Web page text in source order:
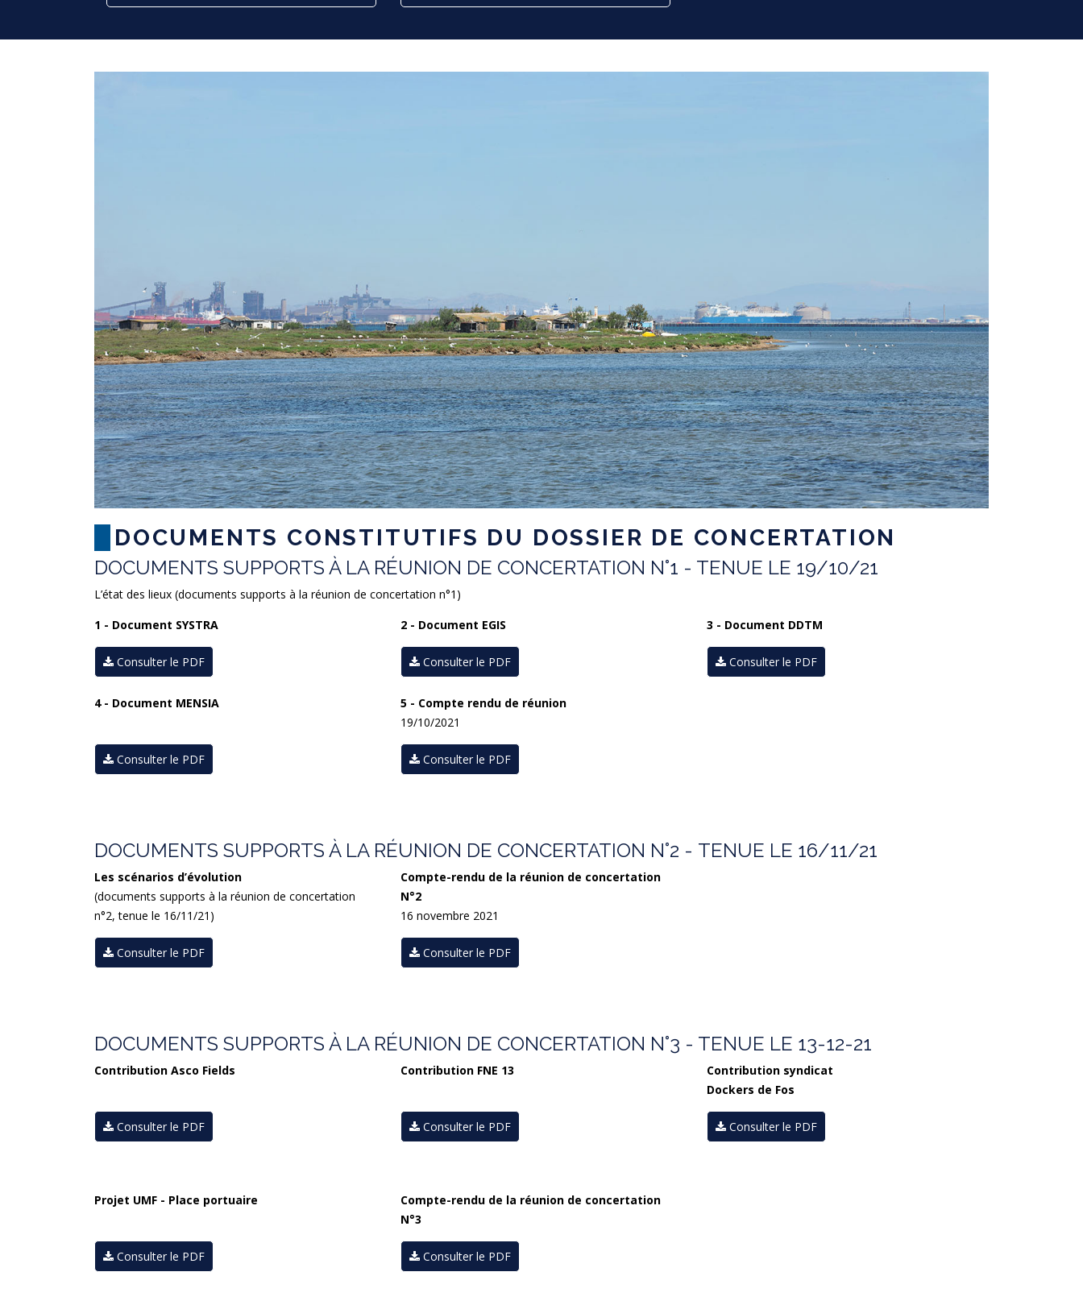
DOCUMENTS CONSTITUTIFS DU DOSSIER DE CONCERTATION
DOCUMENTS SUPPORTS À LA RÉUNION DE CONCERTATION N°1 - TENUE LE 19/10/21
L’état des lieux (documents supports à la réunion de concertation n°1)
1 - Document SYSTRA
Consulter le PDF
2 - Document EGIS
Consulter le PDF
3 - Document DDTM
Consulter le PDF
4 - Document MENSIA
Consulter le PDF
5 - Compte rendu de réunion
19/10/2021
Consulter le PDF
DOCUMENTS SUPPORTS À LA RÉUNION DE CONCERTATION N°2 - TENUE LE 16/11/21
Les scénarios d’évolution
(documents supports à la réunion de concertation
n°2, tenue le 16/11/21)
Consulter le PDF
Compte-rendu de la réunion de concertation
N°2
16 novembre 2021
Consulter le PDF
DOCUMENTS SUPPORTS À LA RÉUNION DE CONCERTATION N°3 - TENUE LE 13-12-21
Contribution Asco Fields
Consulter le PDF
Contribution FNE 13
Consulter le PDF
Contribution syndicat
Dockers de Fos
Consulter le PDF
Projet UMF - Place portuaire
Consulter le PDF
Compte-rendu de la réunion de concertation
N°3
Consulter le PDF